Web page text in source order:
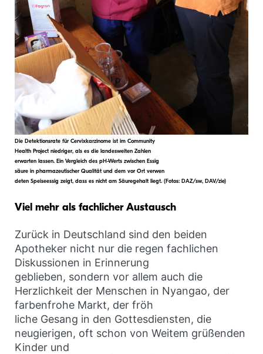
Die Detektionsrate für Cervixkarzinome ist im Community
Health Project niedriger, als es die landesweiten Zahlen
erwarten lassen. Ein Vergleich des pH-Werts zwischen Essig
säure in pharmazeutischer Qualität und dem vor Ort verwen
deten Speiseessig zeigt, dass es nicht am Säuregehalt liegt. (Fotos: DAZ/sw, DAV/zie)
Viel mehr als fachlicher Austausch
Zurück in Deutschland sind den beiden
Apotheker nicht nur die regen fachlichen
Diskussionen in Erinnerung
geblieben, sondern vor allem auch die
Herzlichkeit der Menschen in Nyangao, der
farbenfrohe Markt, der fröh
liche Gesang in den Gottesdiensten, die
neugierigen, oft schon von Weitem grüßenden
Kinder und